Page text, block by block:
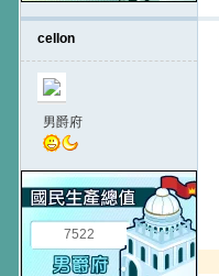
cellon
男爵府
7522